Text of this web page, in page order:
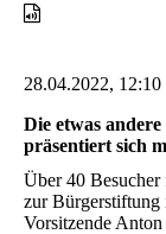
28.04.2022, 12:10
Die etwas
präsentiert sich
Über 40 Besucher
zur
Vorsitzende